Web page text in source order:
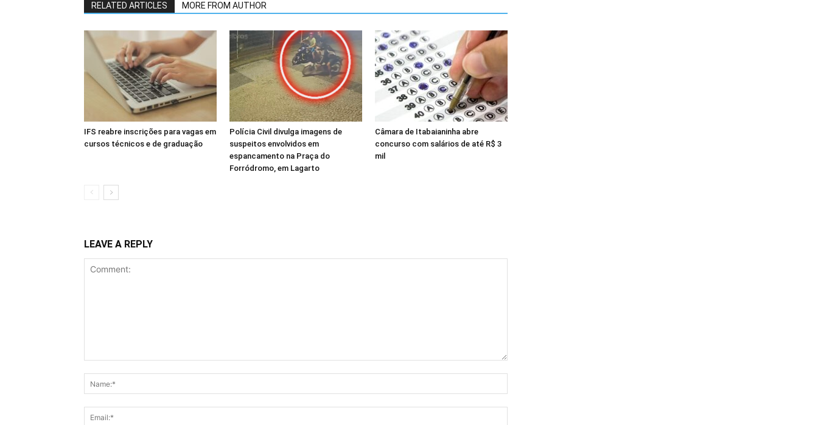
RELATED ARTICLES MORE FROM AUTHOR
IFS reabre inscrições para vagas em
cursos técnicos e de graduação
Polícia Civil divulga imagens de
suspeitos envolvidos em
espancamento na Praça do
Forródromo, em Lagarto
Câmara de Itabaianinha abre
concurso com salários de até R$ 3
mil
LEAVE A REPLY